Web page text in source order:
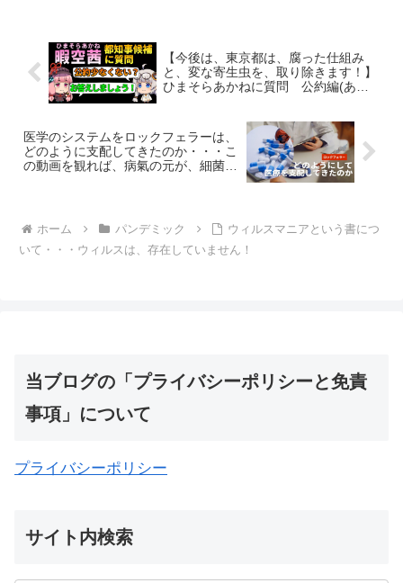
【今後は、東京都は、腐った仕組み
と、変な寄生虫を、取り除きます！】
ひまそらあかねに質問 公約編(あと
医学のシステムをロックフェラーは、
どのように支配してきたのか・・・こ
の動画を観れば、病氣の元が、細菌説
ホーム
パンデミック
ウィルスマニアという書につ
いて・・・ウィルスは、存在していません！
当ブログの「プライバシーポリシーと免責
事項」について
プライバシーポリシー
サイト内検索